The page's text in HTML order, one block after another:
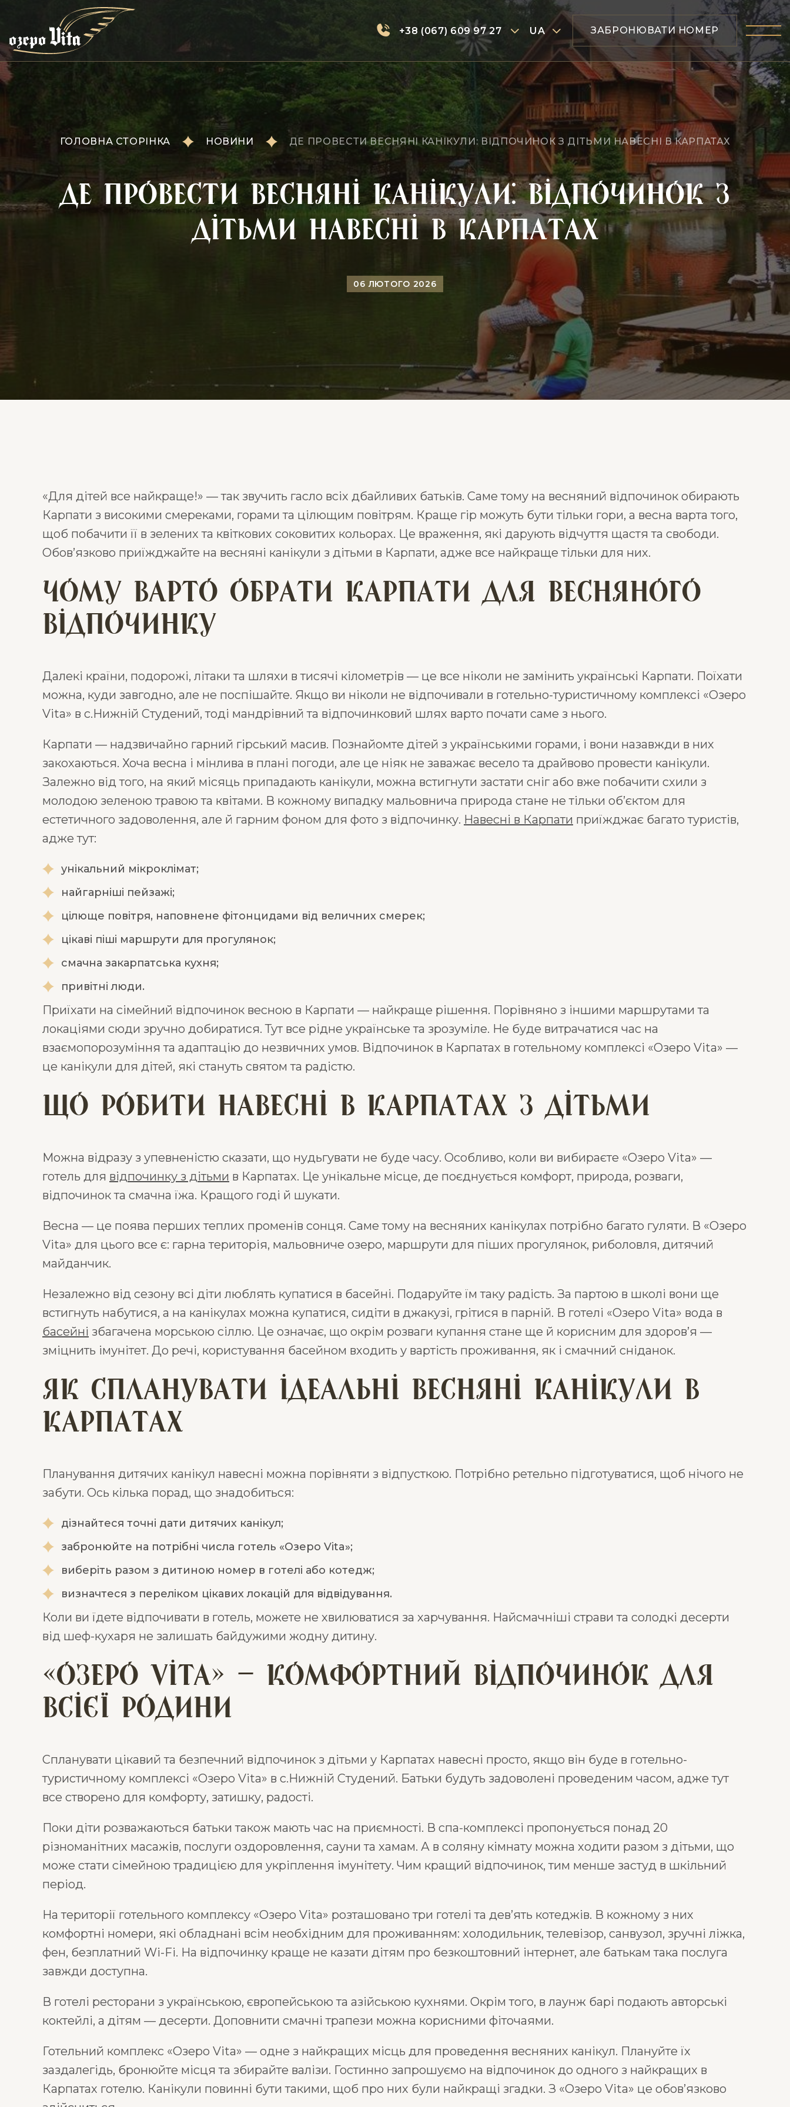
+38 (067) 609 97 27 UA ЗАБРОНЮВАТИ НОМЕР
ГОЛОВНА СТОРІНКА НОВИНИ ДЕ ПРОВЕСТИ ВЕСНЯНІ КАНІКУЛИ: ВІДПОЧИНОК З ДІТЬМИ НАВЕСНІ В КАРПАТАХ
Де провести весняні канікули: відпочинок з
дітьми навесні в Карпатах
06 ЛЮТОГО 2026
«Для дітей все найкраще!» — так звучить гасло всіх дбайливих батьків. Саме тому на весняний відпочинок обирають
Карпати з високими смереками, горами та цілющим повітрям. Краще гір можуть бути тільки гори, а весна варта того,
щоб побачити її в зелених та квіткових соковитих кольорах. Це враження, які дарують відчуття щастя та свободи.
Обов’язково приїжджайте на весняні канікули з дітьми в Карпати, адже все найкраще тільки для них.
Чому варто обрати Карпати для весняного
відпочинку
Далекі країни, подорожі, літаки та шляхи в тисячі кілометрів — це все ніколи не замінить українські Карпати. Поїхати
можна, куди завгодно, але не поспішайте. Якщо ви ніколи не відпочивали в готельно-туристичному комплексі «Озеро
Vita» в с.Нижній Студений, тоді мандрівний та відпочинковий шлях варто почати саме з нього.
Карпати — надзвичайно гарний гірський масив. Познайомте дітей з українськими горами, і вони назавжди в них
закохаються. Хоча весна і мінлива в плані погоди, але це ніяк не заважає весело та драйвово провести канікули.
Залежно від того, на який місяць припадають канікули, можна встигнути застати сніг або вже побачити схили з
молодою зеленою травою та квітами. В кожному випадку мальовнича природа стане не тільки об’єктом для
естетичного задоволення, але й гарним фоном для фото з відпочинку. Навесні в Карпати приїжджає багато туристів,
адже тут:
унікальний мікроклімат;
найгарніші пейзажі;
цілюще повітря, наповнене фітонцидами від величних смерек;
цікаві піші маршрути для прогулянок;
смачна закарпатська кухня;
привітні люди.
Приїхати на сімейний відпочинок весною в Карпати — найкраще рішення. Порівняно з іншими маршрутами та
локаціями сюди зручно добиратися. Тут все рідне українське та зрозуміле. Не буде витрачатися час на
взаємопорозуміння та адаптацію до незвичних умов. Відпочинок в Карпатах в готельному комплексі «Озеро Vita» —
це канікули для дітей, які стануть святом та радістю.
Що робити навесні в Карпатах з дітьми
Можна відразу з упевненістю сказати, що нудьгувати не буде часу. Особливо, коли ви вибираєте «Озеро Vita» —
готель для відпочинку з дітьми в Карпатах. Це унікальне місце, де поєднується комфорт, природа, розваги,
відпочинок та смачна їжа. Кращого годі й шукати.
Весна — це поява перших теплих променів сонця. Саме тому на весняних канікулах потрібно багато гуляти. В «Озеро
Vita» для цього все є: гарна територія, мальовниче озеро, маршрути для піших прогулянок, риболовля, дитячий
майданчик.
Незалежно від сезону всі діти люблять купатися в басейні. Подаруйте їм таку радість. За партою в школі вони ще
встигнуть набутися, а на канікулах можна купатися, сидіти в джакузі, грітися в парній. В готелі «Озеро Vita» вода в
басейні збагачена морською сіллю. Це означає, що окрім розваги купання стане ще й корисним для здоров’я —
зміцнить імунітет. До речі, користування басейном входить у вартість проживання, як і смачний сніданок.
Як спланувати ідеальні весняні канікули в
Карпатах
Планування дитячих канікул навесні можна порівняти з відпусткою. Потрібно ретельно підготуватися, щоб нічого не
забути. Ось кілька порад, що знадобиться:
дізнайтеся точні дати дитячих канікул;
забронюйте на потрібні числа готель «Озеро Vita»;
виберіть разом з дитиною номер в готелі або котедж;
визначтеся з переліком цікавих локацій для відвідування.
Коли ви їдете відпочивати в готель, можете не хвилюватися за харчування. Найсмачніші страви та солодкі десерти
від шеф-кухаря не залишать байдужими жодну дитину.
«Озеро Vita» – комфортний відпочинок для
всієї родини
Спланувати цікавий та безпечний відпочинок з дітьми у Карпатах навесні просто, якщо він буде в готельно-
туристичному комплексі «Озеро Vita» в с.Нижній Студений. Батьки будуть задоволені проведеним часом, адже тут
все створено для комфорту, затишку, радості.
Поки діти розважаються батьки також мають час на приємності. В спа-комплексі пропонується понад 20
різноманітних масажів, послуги оздоровлення, сауни та хамам. А в соляну кімнату можна ходити разом з дітьми, що
може стати сімейною традицією для укріплення імунітету. Чим кращий відпочинок, тим менше застуд в шкільний
період.
На території готельного комплексу «Озеро Vita» розташовано три готелі та дев’ять котеджів. В кожному з них
комфортні номери, які обладнані всім необхідним для проживанням: холодильник, телевізор, санвузол, зручні ліжка,
фен, безплатний Wi-Fi. На відпочинку краще не казати дітям про безкоштовний інтернет, але батькам така послуга
завжди доступна.
В готелі ресторани з українською, європейською та азійською кухнями. Окрім того, в лаунж барі подають авторські
коктейлі, а дітям — десерти. Доповнити смачні трапези можна корисними фіточаями.
Готельний комплекс «Озеро Vita» — одне з найкращих місць для проведення весняних канікул. Плануйте їх
заздалегідь, бронюйте місця та збирайте валізи. Гостинно запрошуємо на відпочинок до одного з найкращих в
Карпатах готелю. Канікули повинні бути такими, щоб про них були найкращі згадки. З «Озеро Vita» це обов’язково